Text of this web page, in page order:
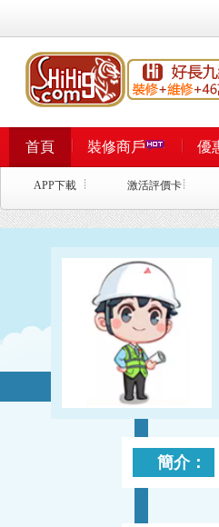
首頁 裝修商戶 優
APP下載 激活評價卡
簡介：